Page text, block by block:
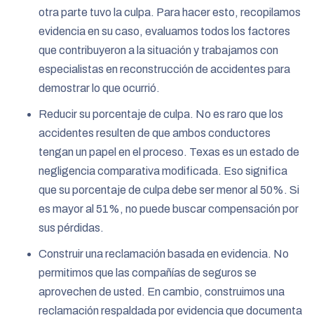
otra parte tuvo la culpa. Para hacer esto, recopilamos
evidencia en su caso, evaluamos todos los factores
que contribuyeron a la situación y trabajamos con
especialistas en reconstrucción de accidentes para
demostrar lo que ocurrió.
Reducir su porcentaje de culpa. No es raro que los
accidentes resulten de que ambos conductores
tengan un papel en el proceso. Texas es un estado de
negligencia comparativa modificada. Eso significa
que su porcentaje de culpa debe ser menor al 50%. Si
es mayor al 51%, no puede buscar compensación por
sus pérdidas.
Construir una reclamación basada en evidencia. No
permitimos que las compañías de seguros se
aprovechen de usted. En cambio, construimos una
reclamación respaldada por evidencia que documenta